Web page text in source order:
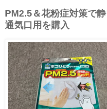
PM2.5＆花粉症対策で
通気口用を購入